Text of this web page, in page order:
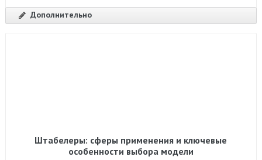
Дополнительно
Штабелеры: сферы применения и ключевые
особенности выбора модели